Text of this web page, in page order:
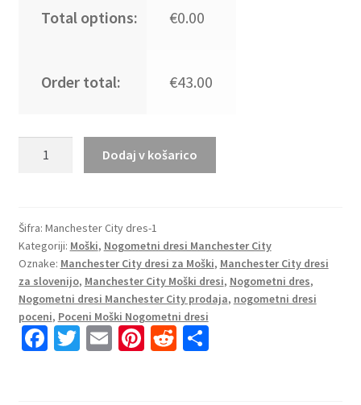
Total options: €0.00
Order total: €43.00
Manchester
City
Domači
2025-
26
prodaja
količina
Dodaj v košarico
Šifra: Manchester City dres-1
Kategoriji: Moški, Nogometni dresi Manchester City
Oznake: Manchester City dresi za Moški, Manchester City dresi
za slovenijo, Manchester City Moški dresi, Nogometni dres,
Nogometni dresi Manchester City prodaja, nogometni dresi
poceni, Poceni Moški Nogometni dresi
Fa T E Pi R S